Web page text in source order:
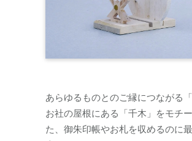
あらゆるものとのご縁につながる「
お社の屋根にある「千木」をモチ
た、御朱印帳やお札を収めるのに